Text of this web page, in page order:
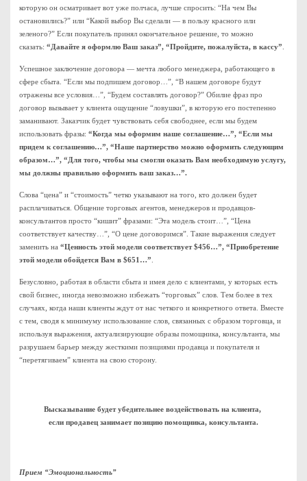
которую он осматривает вот уже полчаса, лучше спросить: “На чем Вы
остановились?” или “Какой выбор Вы сделали — в пользу красного или
зеленого?” Если покупатель принял окончательное решение, то можно
сказать: “Давайте я оформлю Ваш заказ”, “Пройдите, пожалуйста, в кассу”
Успешное заключение договора — мечта любого менеджера, работающего в
сфере сбыта. “Если мы подпишем договор…”, “В нашем договоре будут
отражены все условия…”, “Будем составлять договор?” Обилие фраз про
договор вызывает у клиента ощущение “ловушки”, в которую его постепенно
заманивают. Заказчик будет чувствовать себя свободнее, если мы будем
использовать фразы: “Когда мы оформим наше соглашение…”, “Если мы
придем к соглашению…”, “Наше партнерство можно оформить следующим
образом…”, “Для того, чтобы мы смогли оказать Вам необходимую услугу,
мы должны правильно оформить ваш заказ…”.
Слова “цена” и “стоимость” четко указывают на того, кто должен будет
расплачиваться. Общение торговых агентов, менеджеров и продавцов-
консультантов просто “кишит” фразами: “Эта модель стоит…”, “Цена
соответствует качеству…”, “О цене договоримся”. Такие выражения следует
заменить на “Ценность этой модели соответствует $456…”, “Приобретение
этой модели обойдется Вам в $651…”
Безусловно, работая в области сбыта и имея дело с клиентами, у которых есть
свой бизнес, иногда невозможно избежать “торговых” слов. Тем более в тех
случаях, когда наши клиенты ждут от нас четкого и конкретного ответа. Вместе
с тем, сводя к минимуму использование слов, связанных с образом торговца, и
используя выражения, актуализирующие образы помощника, консультанта, мы
разрушаем барьер между жесткими позициями продавца и покупателя и
“перетягиваем” клиента на свою сторону.
Высказывание будет убедительнее воздействовать на клиента,
если продавец занимает позицию помощника, консультанта.
Прием “Эмоциональность”